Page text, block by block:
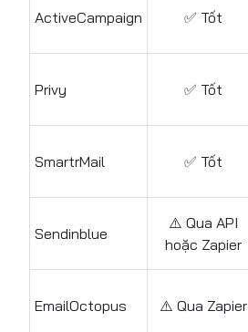
ActiveCampaign ✅ Tốt
Privy ✅ Tốt
SmartrMail ✅ Tốt
Sendinblue
⚠️ Qua API
hoặc Zapier
EmailOctopus ⚠️ Qua Zapier